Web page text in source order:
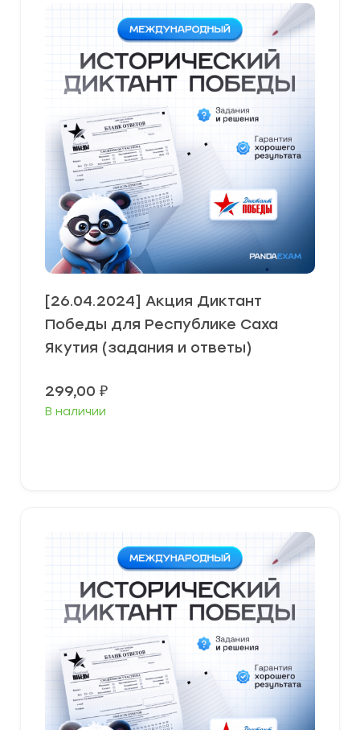
[26.04.2024] Акция Диктант
Победы для Республике Саха
Якутия (задания и ответы)
299,00 ₽
В наличии